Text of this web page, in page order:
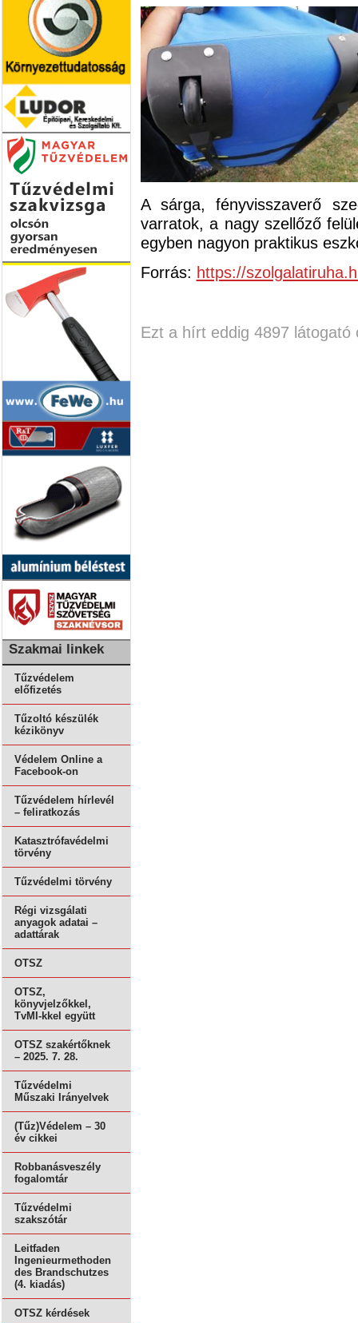
Szakmai linkek
Tűzvédelem
előfizetés
Tűzoltó készülék
kézikönyv
Védelem Online a
Facebook-on
Tűzvédelem hírlevél
– feliratkozás
Katasztrófavédelmi
törvény
Tűzvédelmi törvény
Régi vizsgálati
anyagok adatai –
adattárak
OTSZ
OTSZ,
könyvjelzőkkel,
TvMI-kkel együtt
OTSZ szakértőknek
– 2025. 7. 28.
Tűzvédelmi
Műszaki Irányelvek
(Tűz)Védelem – 30
év cikkei
Robbanásveszély
fogalomtár
Tűzvédelmi
szakszótár
Leitfaden
Ingenieurmethoden
des Brandschutzes
(4. kiadás)
OTSZ kérdések
A sárga, fényvisszaverő
varratok, a nagy szellőző
egyben nagyon praktikus
Forrás: https://
Ezt a hírt eddig 4897 látogató